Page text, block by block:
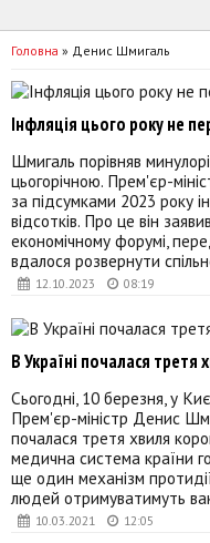
Головна » Денис Шмигаль
12.10.2023 08:19
Інфляція цього року не
Шмигаль порівняв
цьогорічною. Прем'єр-
за підсумками 2023 року
відсотків. Про це він
економічному форумі,
вдалося розвернути
10.03.2021 12:05
В Україні почалася
Сьогодні, 10 березня, у
Прем'єр-міністр Денис
почалася третя хвиля
медична система країни
ще один механізм
людей отримуватимуть